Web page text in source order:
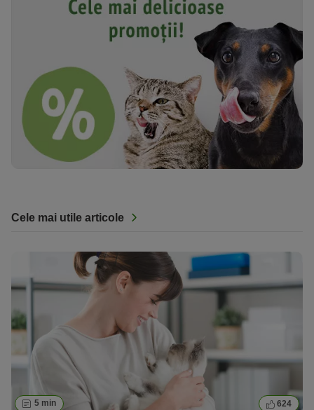
Cele mai utile articole
5 min 624